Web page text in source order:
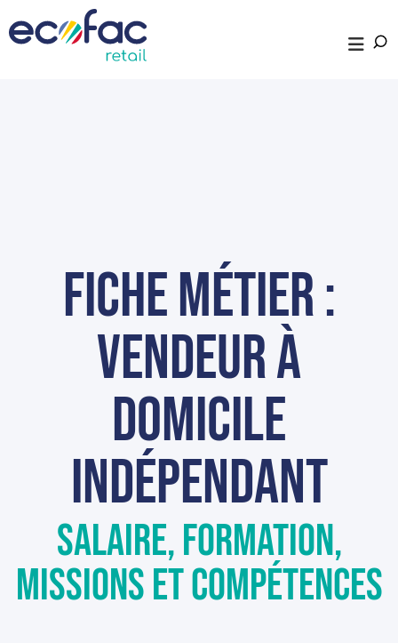
fiche métier :
Vendeur à
domicile
indépendant
Salaire, formation,
missions et compétences